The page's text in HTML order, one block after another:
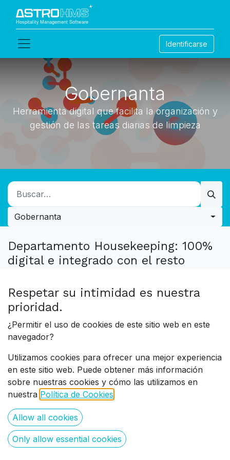
Identificarse
Gobernanta
Herramienta digital que facilita la organización y
gestión de las tareas diarias de limpieza
Gobernanta
Departamento Housekeeping: 100%
digital e integrado con el resto
14 jul. 2026 0 141
La digitalización del sector hotelero no es ninguna
novedad. Ya son pocos los establecimientos que
no utilizan programas de gestión hotelera para su
operativa diaria. La propia evolución del sector y
...
Respetar su intimidad es nuestra
prioridad.
¿Permitir el uso de cookies de este sitio web en este
navegador?
Utilizamos cookies para ofrecer una mejor experiencia
en este sitio web. Puede obtener más información
sobre nuestras cookies y cómo las utilizamos en
nuestra Política de Cookies
Allow all cookies
Only allow essential cookies